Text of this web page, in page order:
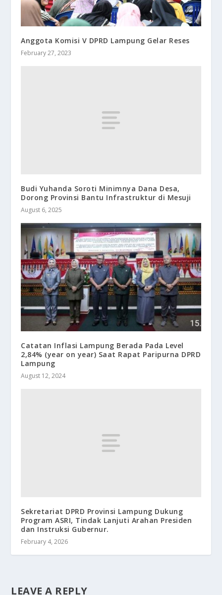
Anggota Komisi V DPRD Lampung Gelar Reses
February 27, 2023
Budi Yuhanda Soroti Minimnya Dana Desa,
Dorong Provinsi Bantu Infrastruktur di Mesuji
August 6, 2025
Catatan Inflasi Lampung Berada Pada Level
2,84% (year on year) Saat Rapat Paripurna DPRD
Lampung
August 12, 2024
Sekretariat DPRD Provinsi Lampung Dukung
Program ASRI, Tindak Lanjuti Arahan Presiden
dan Instruksi Gubernur.
February 4, 2026
LEAVE A REPLY